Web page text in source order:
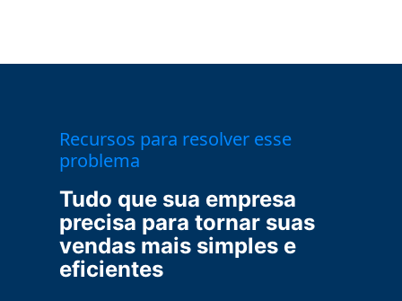
Recursos para resolver esse
problema
Tudo que sua empresa
precisa para tornar suas
vendas mais simples e
eficientes